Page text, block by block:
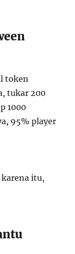
token
tukar 200
1000
95% player
karena itu,